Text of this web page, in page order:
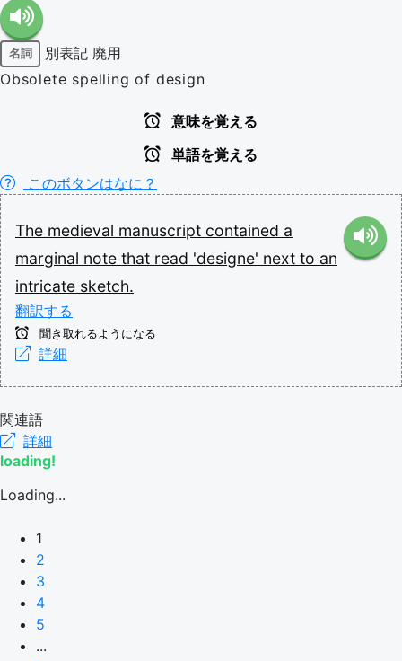
名詞 別表記 廃用
Obsolete spelling of design
意味を覚える
単語を覚える
このボタンはなに？
The medieval manuscript contained a
marginal note that read 'designe' next to an
intricate sketch.
翻訳する
聞き取れるようになる
詳細
関連語
詳細
loading!
Loading...
1
2
3
4
5
...